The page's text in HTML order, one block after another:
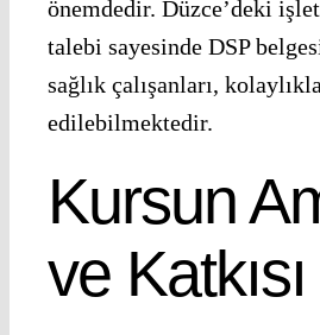
önemdedir. Düzce’deki
talebi sayesinde DSP
sağlık çalışanları,
edilebilmektedir.
Kursun
ve Katkısı